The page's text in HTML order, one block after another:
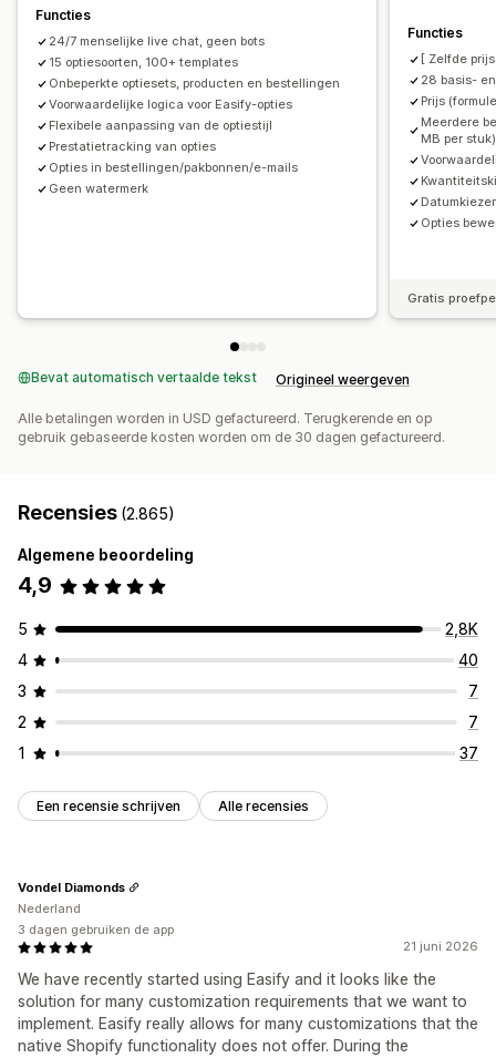
Bulkprijzen
Dynamische prijzen Uitbreidingen
Prijsstijging voor varianten Gedifferentieerde prijzen
Prijsstijging voor premium
Voorraad
Niet op voorraad verbergen Automatische updates
Functies
24/7 menselijke live chat, geen bots
15 optiesoorten, 100+ templates
Onbeperkte optiesets, producten en bestellingen
Voorwaardelijke logica voor Easify-opties
Flexibele aanpassing van de optiestijl
Prestatietracking van opties
Opties in bestellingen/pakbonnen/e-mails
Geen watermerk
Functies
[ Zelfde
28 basis-
Prijs
Meerdere
MB per stuk)
Opties
Gratis
Bevat automatisch vertaalde tekst Origineel weergeven
Alle betalingen worden in USD gefactureerd. Terugkerende en op
gebruik gebaseerde kosten worden om de 30 dagen gefactureerd.
Recensies (2.865)
Algemene beoordeling
4,9
5
2,8K
4
40
3
7
2
7
1
37
Een recensie schrijven Alle recensies
21 juni 2026
We have recently started using Easify and it looks like the
solution for many customization requirements that we want to
implement. Easify really allows for many customizations that the
native Shopify functionality does not offer. During the
Vondel Diamonds
Nederland
3 dagen gebruiken de app